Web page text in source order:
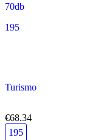
70db
195
Turismo
€68.34
195